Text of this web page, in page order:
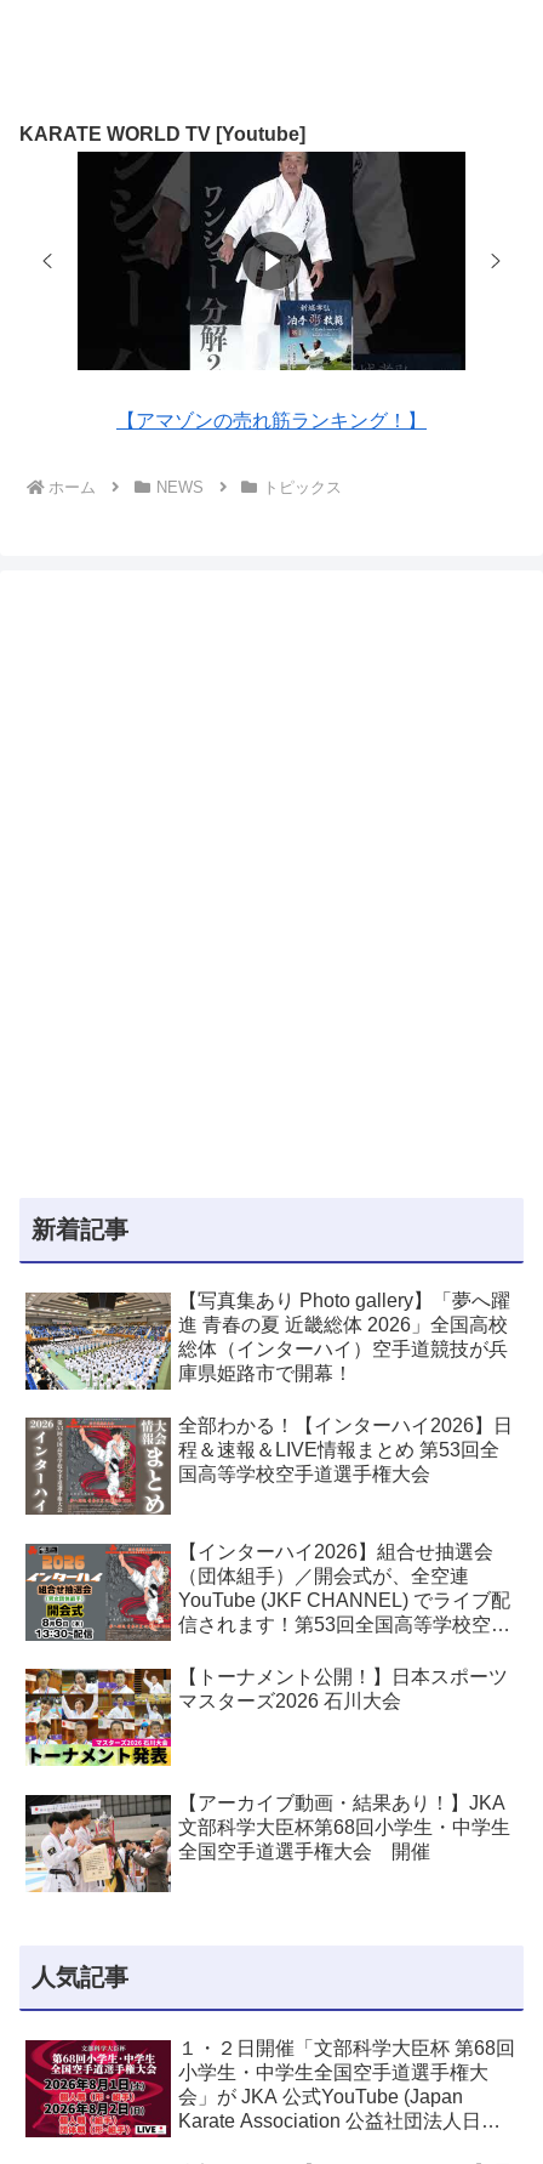
KARATE WORLD TV [Youtube]
【アマゾンの売れ筋ランキング！】
ホーム NEWS トピックス
新着記事
【写真集あり Photo gallery】「夢へ躍
進 青春の夏 近畿総体 2026」全国高校
総体（インターハイ）空手道競技が兵
庫県姫路市で開幕！
全部わかる！【インターハイ2026】日
程＆速報＆LIVE情報まとめ 第53回全
国高等学校空手道選手権大会
【インターハイ2026】組合せ抽選会
（団体組手）／開会式が、全空連
YouTube (JKF CHANNEL) でライブ配
信されます！第53回全国高等学校空手
【トーナメント公開！】日本スポーツ
マスターズ2026 石川大会
【アーカイブ動画・結果あり！】JKA
文部科学大臣杯第68回小学生・中学生
全国空手道選手権大会 開催
人気記事
１・２日開催「文部科学大臣杯 第68回
小学生・中学生全国空手道選手権大
会」が JKA 公式YouTube (Japan
Karate Association 公益社団法人日本